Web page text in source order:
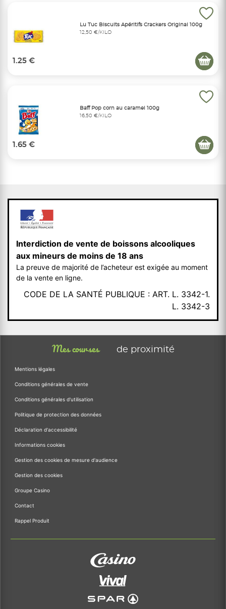
Lu Tuc Biscuits Apéritifs Crackers Original 100g
12,50 €/KILO
1.25 €
Baff Pop corn au caramel 100g
16,50 €/KILO
1.65 €
Interdiction de vente de boissons alcooliques
aux mineurs de moins de 18 ans
La preuve de majorité de l’acheteur est exigée au moment
de la vente en ligne.
CODE DE LA SANTÉ PUBLIQUE : ART. L. 3342-1.
L. 3342-3
Mes courses de proximité
Mentions légales
Conditions générales de vente
Conditions générales d'utilisation
Politique de protection des données
Déclaration d'accessibilité
Informations cookies
Gestion des cookies de mesure d'audience
Gestion des cookies
Groupe Casino
Contact
Rappel Produit